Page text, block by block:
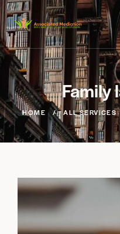
Family
HOME ALL SERVICES